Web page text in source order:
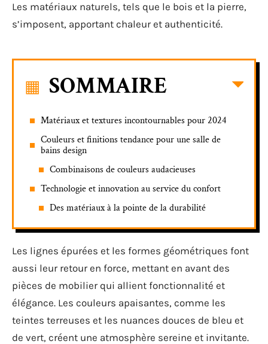
Les matériaux naturels, tels que le bois et la pierre,
s’imposent, apportant chaleur et authenticité.
SOMMAIRE
Matériaux et textures incontournables pour 2024
Couleurs et finitions tendance pour une salle de
bains design
Combinaisons de couleurs audacieuses
Technologie et innovation au service du confort
Des matériaux à la pointe de la durabilité
Les lignes épurées et les formes géométriques font
aussi leur retour en force, mettant en avant des
pièces de mobilier qui allient fonctionnalité et
élégance. Les couleurs apaisantes, comme les
teintes terreuses et les nuances douces de bleu et
de vert, créent une atmosphère sereine et invitante.